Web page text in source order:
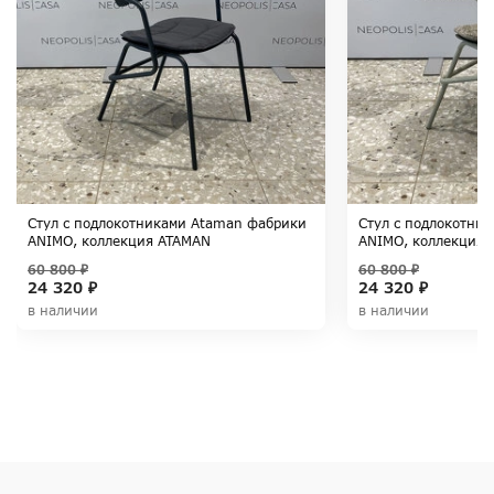
Стул с подлокотниками Ataman фабрики
ANIMO, коллекция ATAMAN
24 320 ₽
60 800 ₽
в наличии
Стул с
ANIMO, коллекция
24 320 ₽
60 800 ₽
в наличии